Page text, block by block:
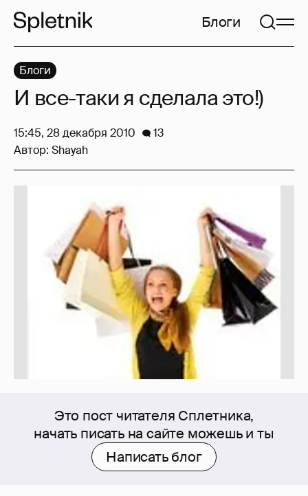
Блоги
Это пост читателя Сплетника,
начать писать на сайте можешь и ты
Написать блог
Блоги
И все-таки я сделала это!)
15:45, 28 декабря 2010
13
Автор: Shayah